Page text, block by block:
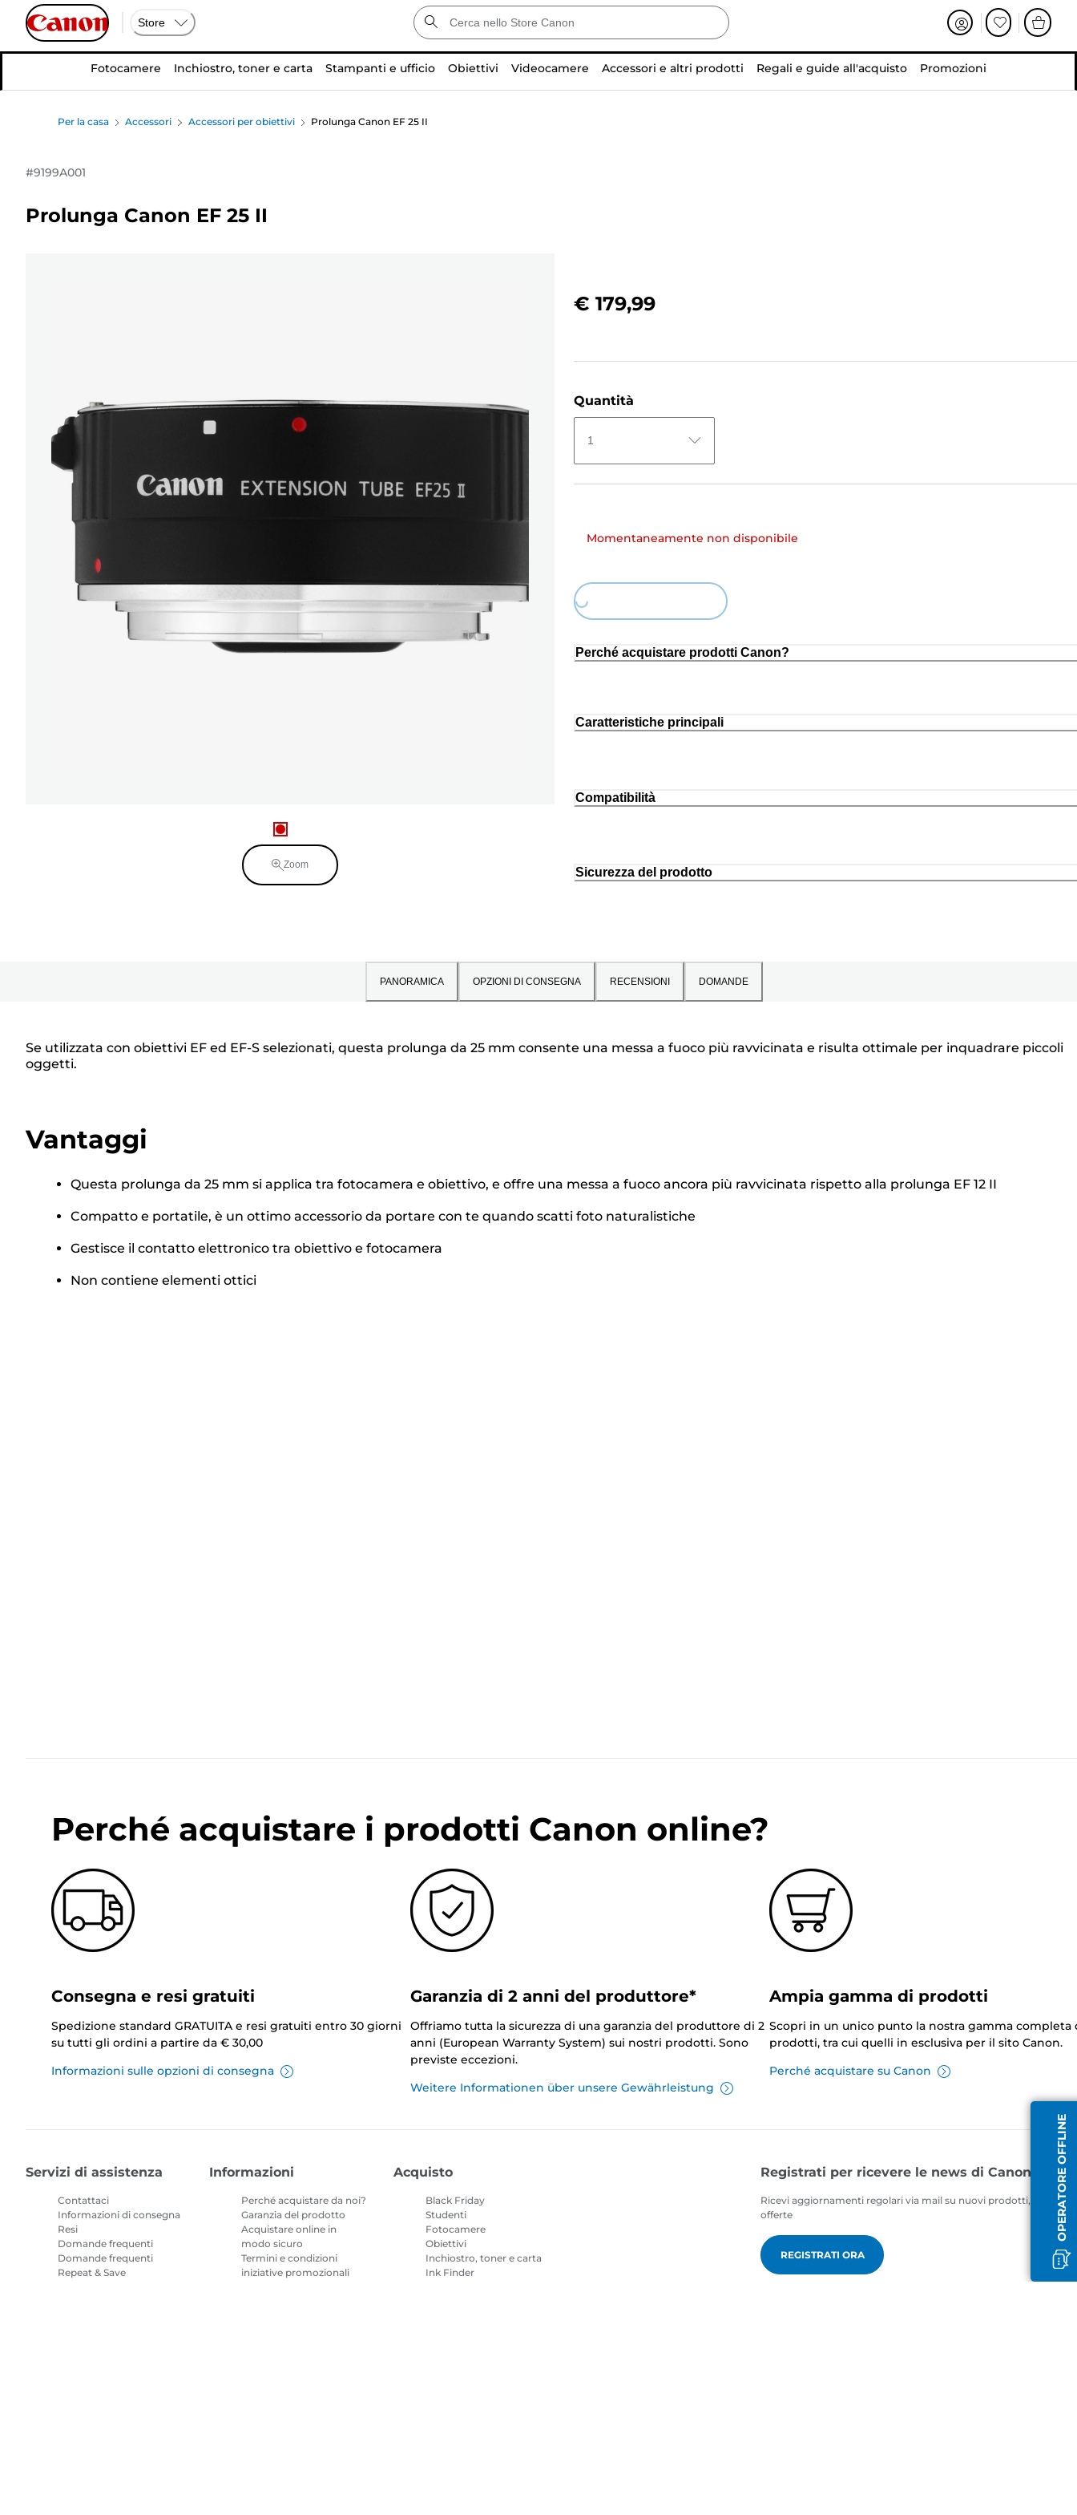
Store
Fotocamere Inchiostro, toner e carta Stampanti e ufficio Obiettivi Videocamere Accessori e altri prodotti Regali e guide all'acquisto Promozioni
Per la casa Accessori Accessori per obiettivi Prolunga Canon EF 25 II
#9199A001
Prolunga Canon EF 25 II
Zoom
€ 179,99
Quantità
1
Momentaneamente non disponibile
Loading...
Perché acquistare prodotti Canon?
Caratteristiche principali
Compatibilità
Sicurezza del prodotto
PANORAMICA OPZIONI DI CONSEGNA RECENSIONI DOMANDE
Se utilizzata con obiettivi EF ed EF-S selezionati, questa prolunga da 25 mm consente una messa a fuoco più ravvicinata e risulta ottimale per inquadrare piccoli
oggetti.
Vantaggi
Questa prolunga da 25 mm si applica tra fotocamera e obiettivo, e offre una messa a fuoco ancora più ravvicinata rispetto alla prolunga EF 12 II
Compatto e portatile, è un ottimo accessorio da portare con te quando scatti foto naturalistiche
Gestisce il contatto elettronico tra obiettivo e fotocamera
Non contiene elementi ottici
OPERATORE OFFLINE
Perché acquistare i prodotti Canon online?
Consegna e resi gratuiti
Spedizione standard GRATUITA e resi gratuiti entro 30 giorni
su tutti gli ordini a partire da € 30,00
Informazioni sulle opzioni di consegna
Garanzia di 2 anni del produttore*
Offriamo tutta la sicurezza di una garanzia del produttore di 2
anni (European Warranty System) sui nostri prodotti. Sono
previste eccezioni.
Weitere Informationen über unsere Gewährleistung
Ampia gamma di prodotti
Scopri in un unico punto la nostra gamma completa
prodotti, tra cui quelli in esclusiva per il sito Canon.
Perché acquistare su Canon
Servizi di assistenza
Contattaci
Informazioni di consegna
Resi
Domande frequenti
Domande frequenti
Repeat & Save
Informazioni
Perché acquistare da noi?
Garanzia del prodotto
Acquistare online in
modo sicuro
Termini e condizioni
iniziative promozionali
Acquisto
Black Friday
Studenti
Fotocamere
Obiettivi
Inchiostro, toner e carta
Ink Finder
Registrati per ricevere le news di Canon
Ricevi aggiornamenti regolari via mail su nuovi prodotti, consigli
offerte
REGISTRATI ORA